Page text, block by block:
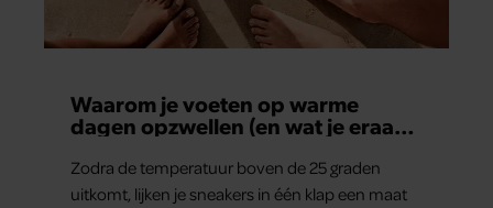
Waarom je voeten op warme
dagen opzwellen (en wat je eraan
Zodra de temperatuur boven de 25 graden
uitkomt, lijken je sneakers in één klap een maat